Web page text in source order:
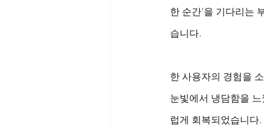
한 순간’을 기다리는
습니다.
한 사용자의 경험을
눈빛에서 냉담함을
럽게 회복되었습니다